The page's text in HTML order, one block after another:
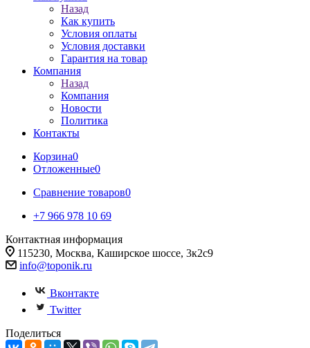
Назад
Как купить
Условия оплаты
Условия доставки
Гарантия на товар
Компания
Назад
Компания
Новости
Политика
Контакты
Корзина0
Отложенные0
Сравнение товаров0
+7 966 978 10 69
Контактная информация
115230, Москва, Каширское шоссе, 3к2с9
info@toponik.ru
Вконтакте
Twitter
Поделиться